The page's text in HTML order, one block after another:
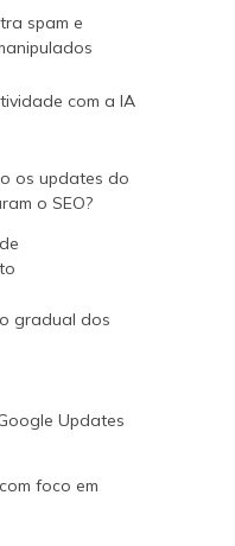
spam e
com a IA
os updates do
o SEO?
gradual dos
Updates
foco em